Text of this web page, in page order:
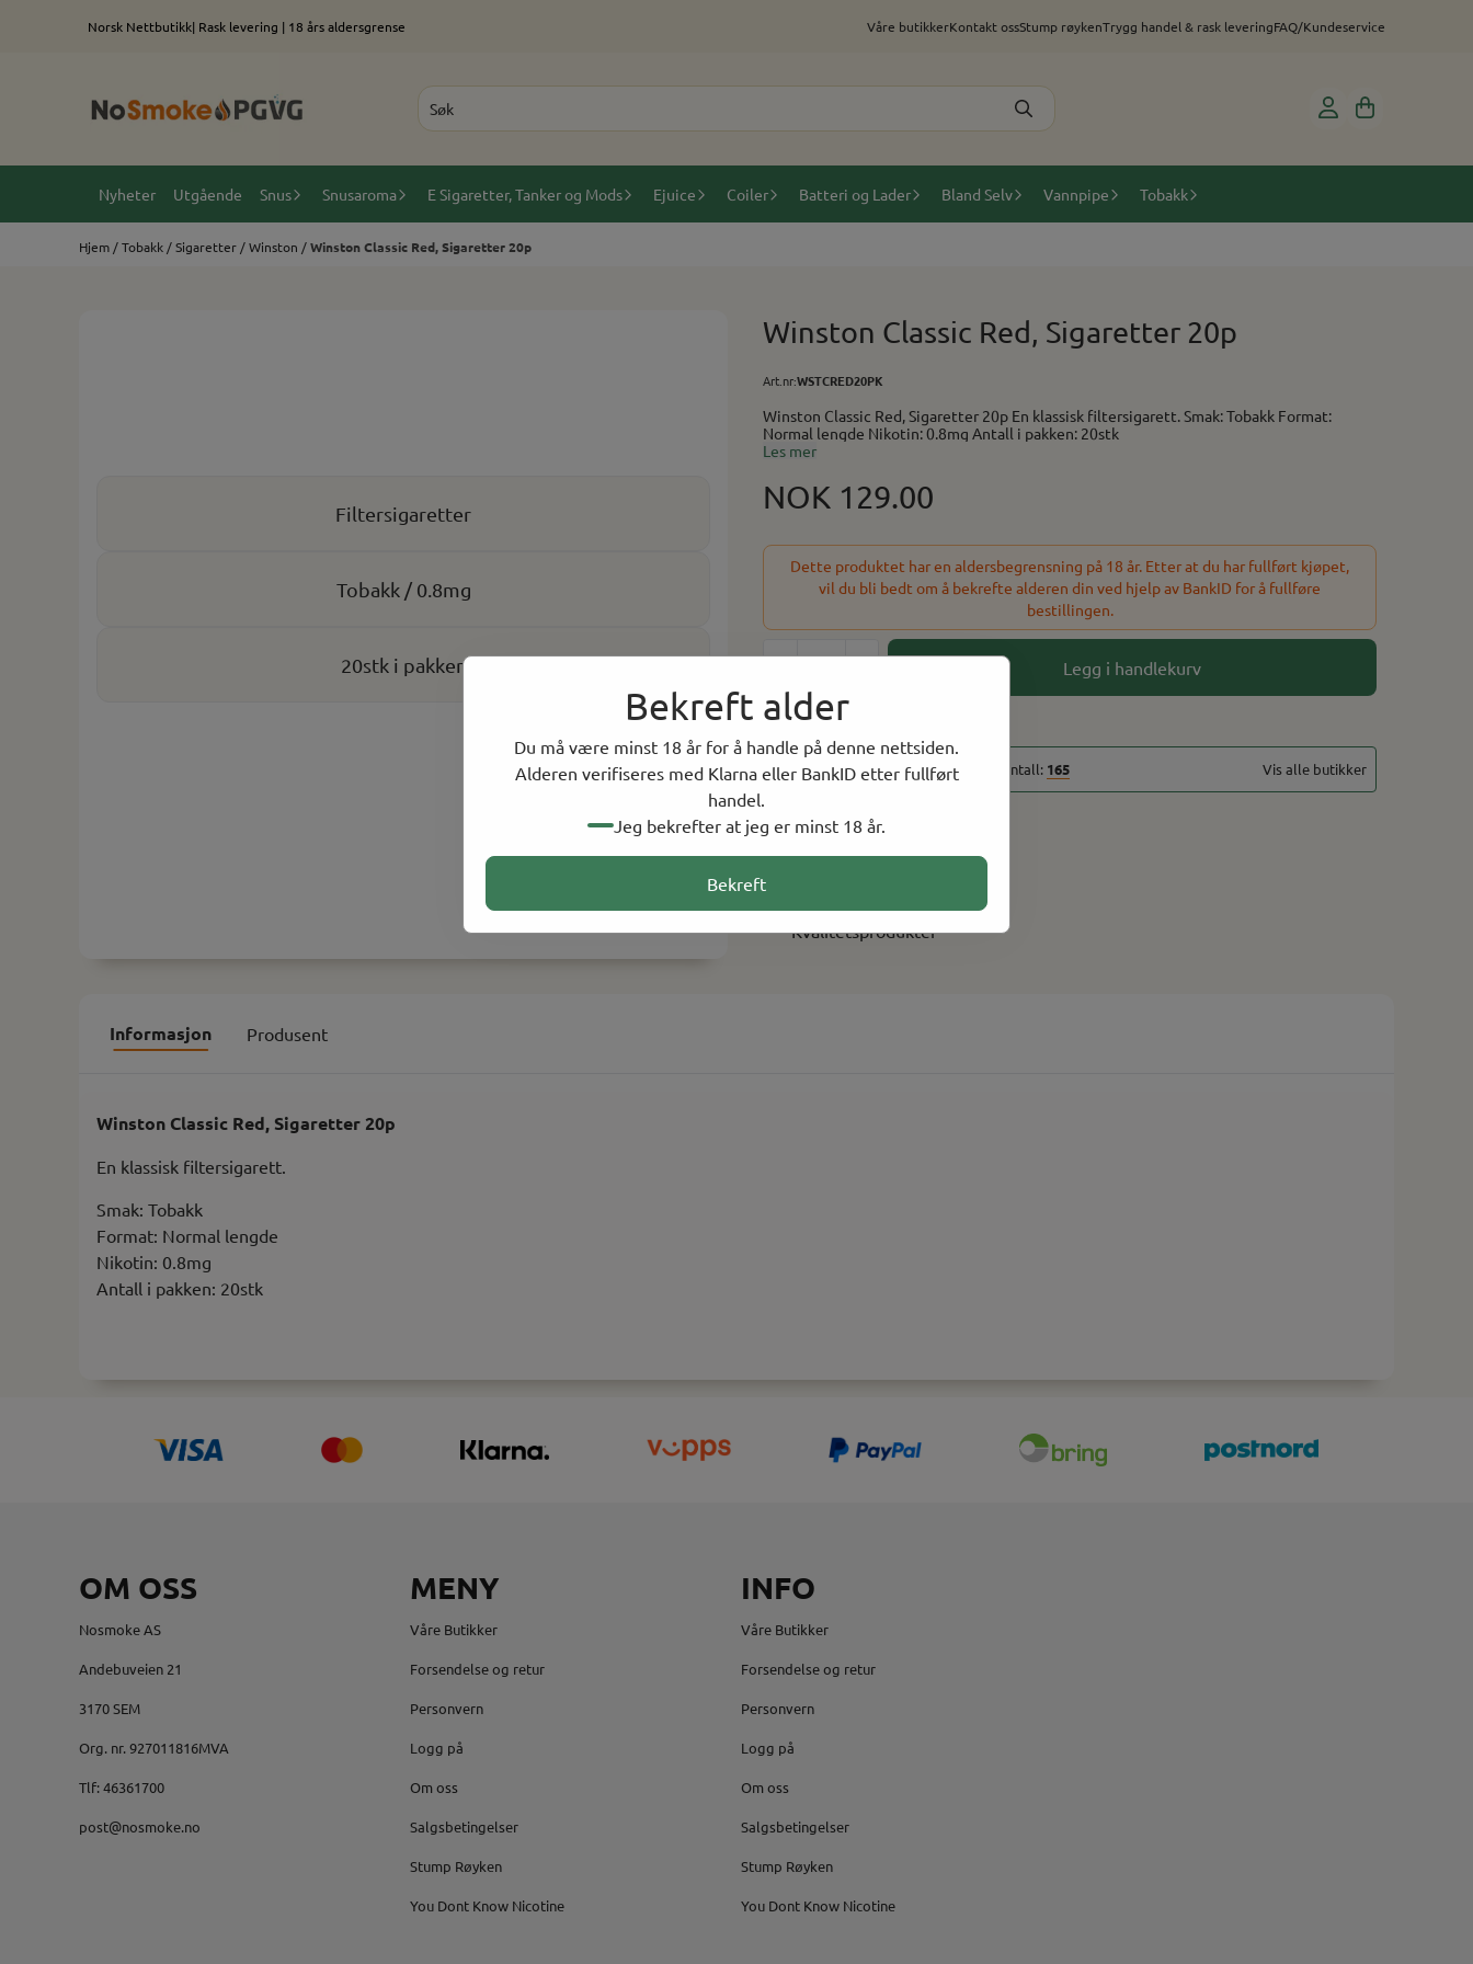
Bekreft alder
Du må være minst 18 år for å handle på denne nettsiden.
Alderen verifiseres med Klarna eller BankID etter fullført
handel.
Jeg bekrefter at jeg er minst 18 år.
Bekreft
Hopp til innholdNorsk Nettbutikk| Rask levering | 18 års aldersgrense Våre butikkerKontakt ossStump røykenTrygg handel & rask leveringFAQ/Kundeservice
Nyheter Utgående Snus Snusaroma E Sigaretter, Tanker og Mods Ejuice Coiler Batteri og Lader Bland Selv Vannpipe Tobakk
Hjem /Tobakk /Sigaretter /Winston /Winston Classic Red, Sigaretter 20p
Filtersigaretter
Tobakk / 0.8mg
20stk i pakken
Winston Classic Red, Sigaretter 20p
Art.nr:WSTCRED20PK
Winston Classic Red, Sigaretter 20p En klassisk filtersigarett. Smak: Tobakk Format:
Normal lengde Nikotin: 0.8mg Antall i pakken: 20stk
Les mer
NOK 129.00
Dette produktet har en aldersbegrensning på 18 år. Etter at du har fullført kjøpet,
vil du bli bedt om å bekrefte alderen din ved hjelp av BankID for å fullføre
bestillingen.
Legg i handlekurv
329 På lager
På lager i14 butikker, totalt antall: 165 Vis alle butikker
Rask levering
Kvalitetsprodukter
Informasjon Produsent
Winston Classic Red, Sigaretter 20p
En klassisk filtersigarett.
Smak: Tobakk
Format: Normal lengde
Nikotin: 0.8mg
Antall i pakken: 20stk
OM OSS
Nosmoke AS
Andebuveien 21
3170 SEM
Org. nr. 927011816MVA
Tlf:46361700
post@nosmoke.no
MENY
Våre Butikker
Forsendelse og retur
Personvern
Logg på
Om oss
Salgsbetingelser
Stump Røyken
You Dont Know Nicotine
INFO
Våre Butikker
Forsendelse og retur
Personvern
Logg på
Om oss
Salgsbetingelser
Stump Røyken
You Dont Know Nicotine